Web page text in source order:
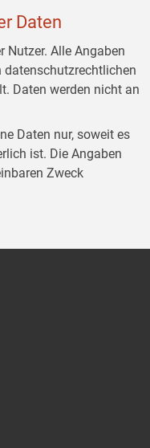
Daten
Nutzer. Alle Angaben
datenschutzrechtlichen
Daten werden nicht an
Daten nur, soweit es
ist. Die Angaben
Zweck